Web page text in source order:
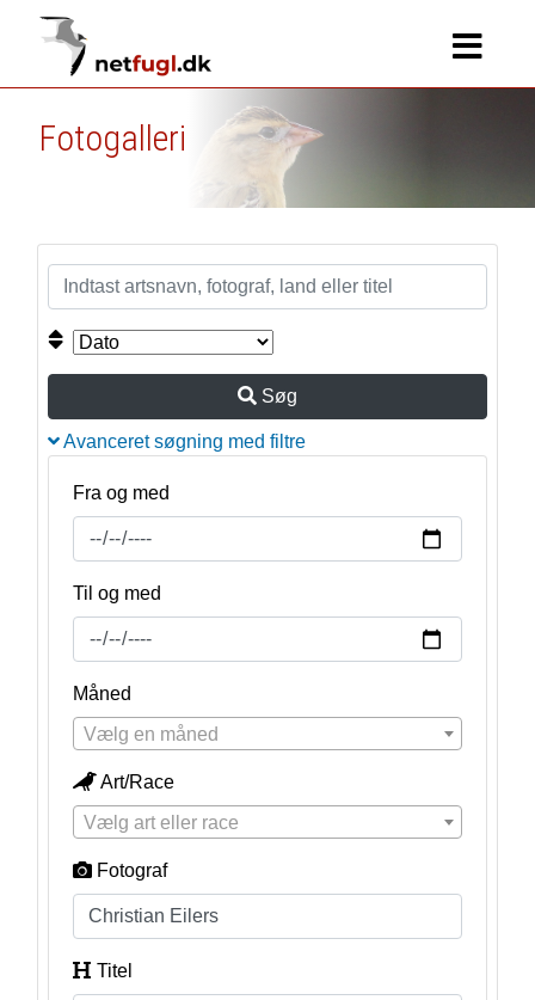
Fotogalleri
Søg
Avanceret søgning med filtre
Fra og med
Til og med
Måned
Vælg en måned
Art/Race
Vælg art eller race
Fotograf
Titel